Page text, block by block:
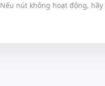
Nếu nút không hoạt động,